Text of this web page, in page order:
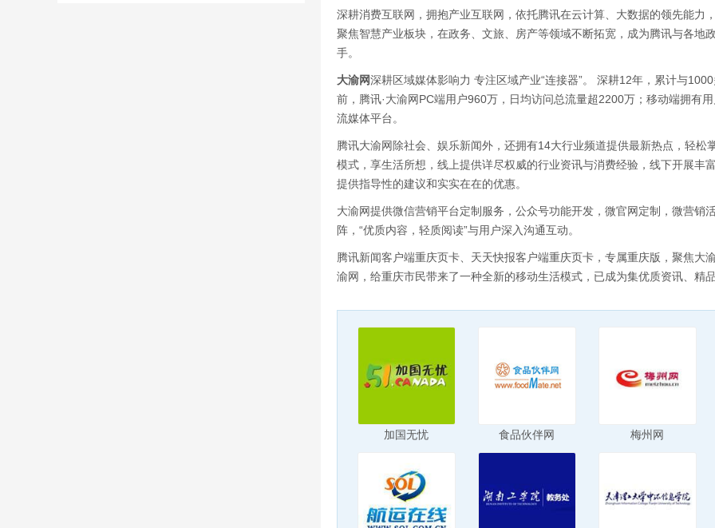
深耕消费互联网，拥抱产业互联网，依托腾讯在云计算、大数据的领先能力
聚焦智慧产业板块，在政务、文旅、房产等领域不断拓宽，成为腾讯与各地
手。
大渝网深耕区域媒体影响力 专注区域产业“连接器”。 深耕12年，累计与
前，腾讯·大渝网PC端用户960万，日均访问总流量超2200万；移动端拥有
流媒体平台。
腾讯大渝网除社会、娱乐新闻外，还拥有14大行业频道提供最新热点，轻
模式，享生活所想，线上提供详尽权威的行业资讯与消费经验，线下开展丰
提供指导性的建议和实实在在的优惠。
大渝网提供微信营销平台定制服务，公众号功能开发，微官网定制，微营销
阵，“优质内容，轻质阅读”与用户深入沟通互动。
腾讯新闻客户端重庆页卡、天天快报客户端重庆页卡，专属重庆版，聚焦
渝网，给重庆市民带来了一种全新的移动生活模式，已成为集优质资讯、精
加国无忧 食品伙伴网 梅州网